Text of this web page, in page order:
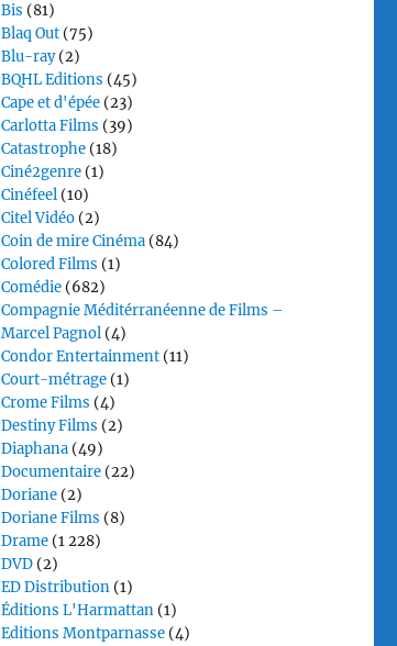
Bis (81)
Blaq Out (75)
Blu-ray(2)
BQHL Editions (45)
Cape et d'épée (23)
Carlotta Films (39)
Catastrophe (18)
Ciné2genre (1)
Cinéfeel (10)
Citel Vidéo (2)
Coin de mire Cinéma (84)
Colored Films (1)
Comédie (682)
Compagnie Méditérranéenne de Films –
Marcel Pagnol (4)
Condor Entertainment (11)
Court-métrage (1)
Crome Films (4)
Destiny Films (2)
Diaphana (49)
Documentaire (22)
Doriane (2)
Doriane Films (8)
Drame (1 228)
DVD (2)
ED Distribution (1)
Éditions L'Harmattan (1)
Editions Montparnasse (4)